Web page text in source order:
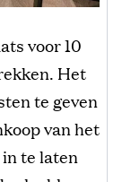
voor 10
Het
te geven
van het
te laten